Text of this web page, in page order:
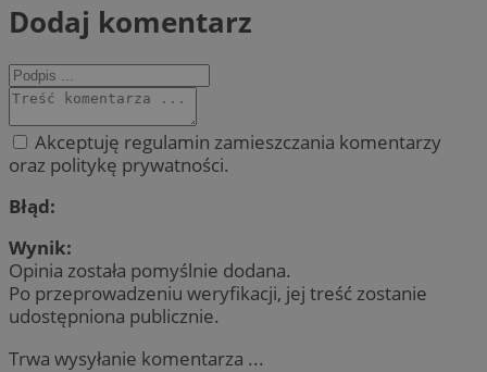
Dodaj komentarz
Akceptuję regulamin zamieszczania komentarzy
oraz politykę prywatności.
Błąd:
Wynik:
Opinia została pomyślnie dodana.
Po przeprowadzeniu weryfikacji, jej treść zostanie
udostępniona publicznie.
Trwa wysyłanie komentarza ...